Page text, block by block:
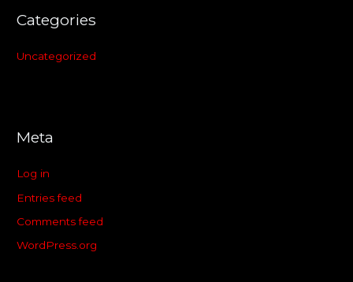
Categories
Uncategorized
Meta
Log in
Entries feed
Comments feed
WordPress.org